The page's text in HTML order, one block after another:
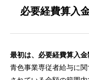
必要経費算入
最初は、必要経費算入金
青色事業専従者給与に